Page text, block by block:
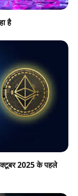
है
2025 के पहले